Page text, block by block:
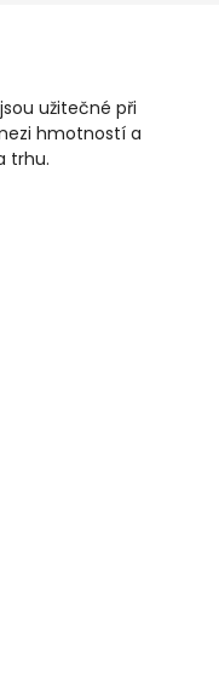
užitečné při
hmotností a
trhu.